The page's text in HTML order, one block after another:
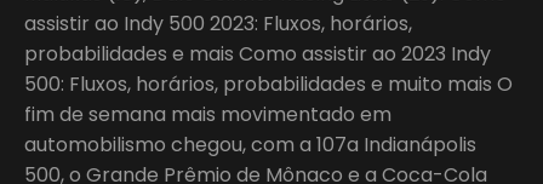
assistir ao Indy 500 2023: Fluxos, horários,
probabilidades e mais Como assistir ao 2023 Indy
500: Fluxos, horários, probabilidades e muito mais O
fim de semana mais movimentado em
automobilismo chegou, com a 107a Indianápolis
500, o Grande Prêmio de Mônaco e a Coca-Cola